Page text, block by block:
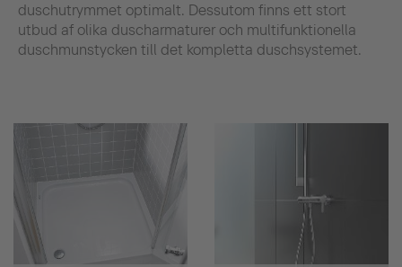
duschutrymmet optimalt. Dessutom finns ett stort
utbud af olika duscharmaturer och multifunktionella
duschmunstycken till det kompletta duschsystemet.